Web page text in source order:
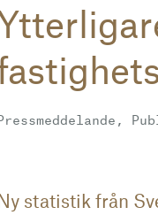
statistik från